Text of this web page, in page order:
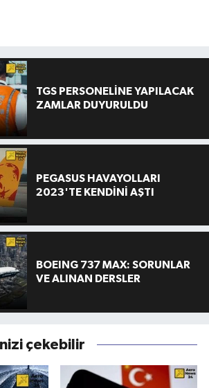
TGS PERSONELİNE YAPILACAK
ZAMLAR DUYURULDU
PEGASUS HAVAYOLLARI
2023'TE KENDİNİ AŞTI
BOEING 737 MAX: SORUNLAR
VE ALINAN DERSLER
çekebilir